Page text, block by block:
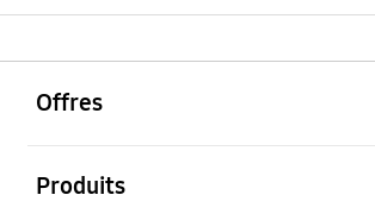
Offres
Produits